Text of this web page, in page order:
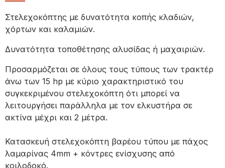
Στελεχοκόπτης με δυνατότητα κοπής κλαδιών,
χόρτων και καλαμιών.
Δυνατότητα τοποθέτησης αλυσίδας ή μαχαιριών.
Προσαρμόζεται σε όλους τους τύπους των τρακτέρ
άνω των 15 hp με κύριο χαρακτηριστικό του
συγκεκριμένου στελεχοκόπτη ότι μπορεί να
λειτουργήσει παράλληλα με τον ελκυστήρα σε
ακτίνα μέχρι και 2 μέτρα.
Κατασκευή στελεχοκόπτη βαρέου τύπου με πάχος
λαμαρίνας 4mm + κόντρες ενίσχυσης από
κοιλοδοκό.